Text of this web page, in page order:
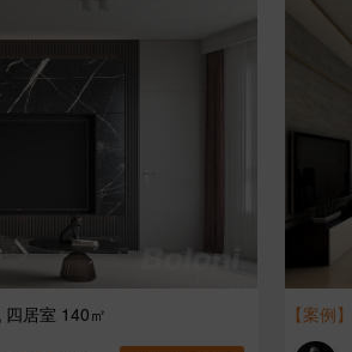
四居室 140㎡ 【案例】